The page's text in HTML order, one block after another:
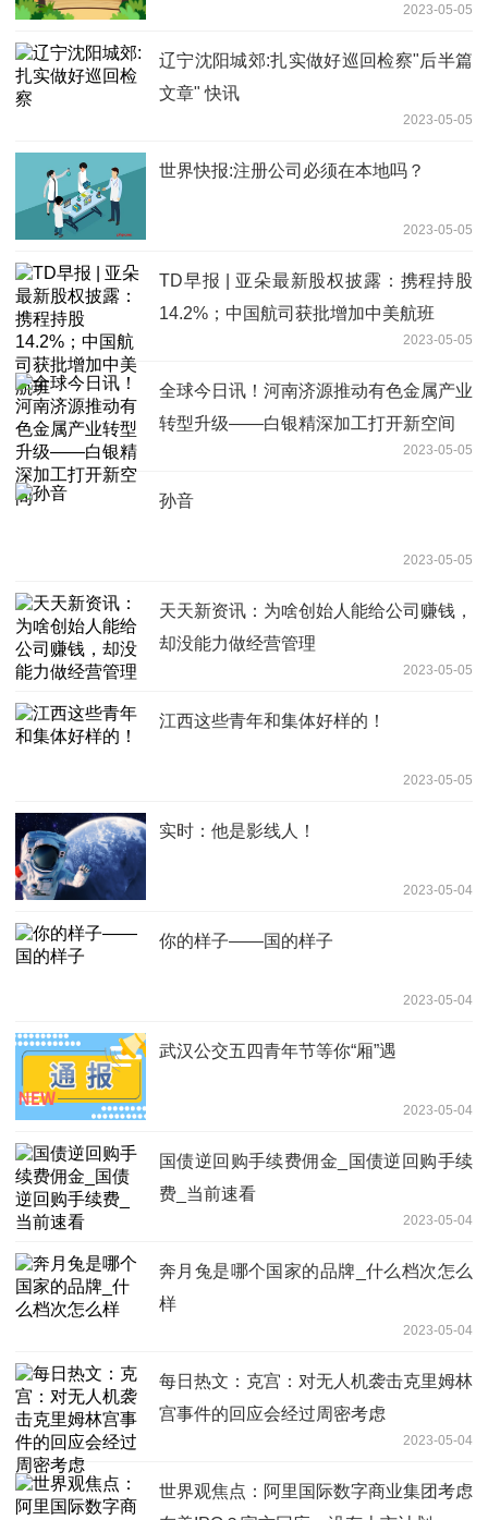
2023-05-05
辽宁沈阳城郊:扎实做好巡回检察"后半篇
文章" 快讯
2023-05-05
世界快报:注册公司必须在本地吗？
2023-05-05
TD早报 | 亚朵最新股权披露：携程持股
14.2%；中国航司获批增加中美航班
2023-05-05
全球今日讯！河南济源推动有色金属产业
转型升级——白银精深加工打开新空间
2023-05-05
孙音
2023-05-05
天天新资讯：为啥创始人能给公司赚钱，
却没能力做经营管理
2023-05-05
江西这些青年和集体好样的！
2023-05-05
实时：他是影线人！
2023-05-04
你的样子——国的样子
2023-05-04
武汉公交五四青年节等你“厢”遇
2023-05-04
国债逆回购手续费佣金_国债逆回购手续
费_当前速看
2023-05-04
奔月兔是哪个国家的品牌_什么档次怎么
样
2023-05-04
每日热文：克宫：对无人机袭击克里姆林
宫事件的回应会经过周密考虑
2023-05-04
世界观焦点：阿里国际数字商业集团考虑